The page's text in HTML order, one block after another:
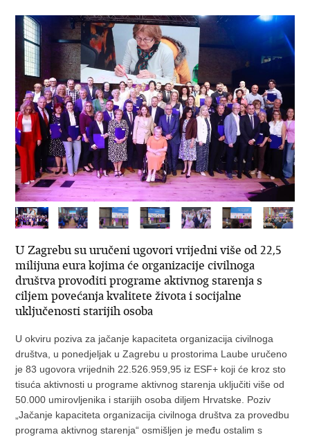
U Zagrebu su uručeni ugovori vrijedni više od 22,5
milijuna eura kojima će organizacije civilnoga
društva provoditi programe aktivnog starenja s
ciljem povećanja kvalitete života i socijalne
uključenosti starijih osoba
U okviru poziva za jačanje kapaciteta organizacija civilnoga
društva, u ponedjeljak u Zagrebu u prostorima Laube uručeno
je 83 ugovora vrijednih 22.526.959,95 iz ESF+ koji će kroz sto
tisuća aktivnosti u programe aktivnog starenja uključiti više od
50.000 umirovljenika i starijih osoba diljem Hrvatske. Poziv
„Jačanje kapaciteta organizacija civilnoga društva za provedbu
programa aktivnog starenja“ osmišljen je među ostalim s